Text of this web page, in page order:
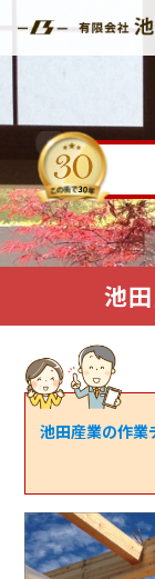
池
池田産業の作業